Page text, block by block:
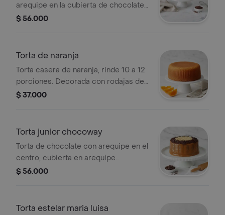
arequipe en la cubierta de chocolate,
10 a 12 porciones.
$ 56.000
Torta de naranja
Torta casera de naranja, rinde 10 a 12
porciones. Decorada con rodajas de
naranja.
$ 37.000
Torta junior chocoway
Torta de chocolate con arequipe en el
centro, cubierta en arequipe
chocolate y maní, para 10 a 12
$ 56.000
Torta estelar maria luisa